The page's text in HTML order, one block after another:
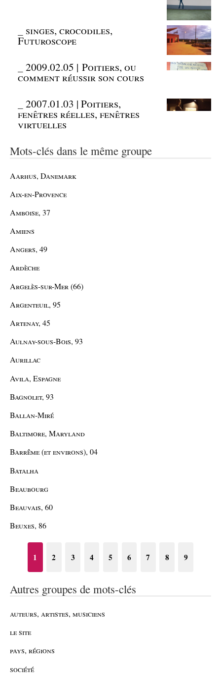
singes, crocodiles,
Futuroscope
_2009.02.05 | Poitiers, ou
comment réussir son cours
_2007.01.03 | Poitiers,
fenêtres réelles, fenêtres
virtuelles
Mots-clés dans le même groupe
Aarhus, Danemark
Aix-en-Provence
Amboise, 37
Amiens
Angers, 49
Ardèche
Argelès-sur-Mer (66)
Argenteuil, 95
Artenay, 45
Aulnay-sous-Bois, 93
Aurillac
Avila, Espagne
Bagnolet, 93
Ballan-Miré
Baltimore, Maryland
Barrême (et environs), 04
Batalha
Beaubourg
Beauvais, 60
Beuxes, 86
1 2 3 4 5 6 7 8 9
Autres groupes de mots-clés
auteurs, artistes, musiciens
le site
pays, régions
société